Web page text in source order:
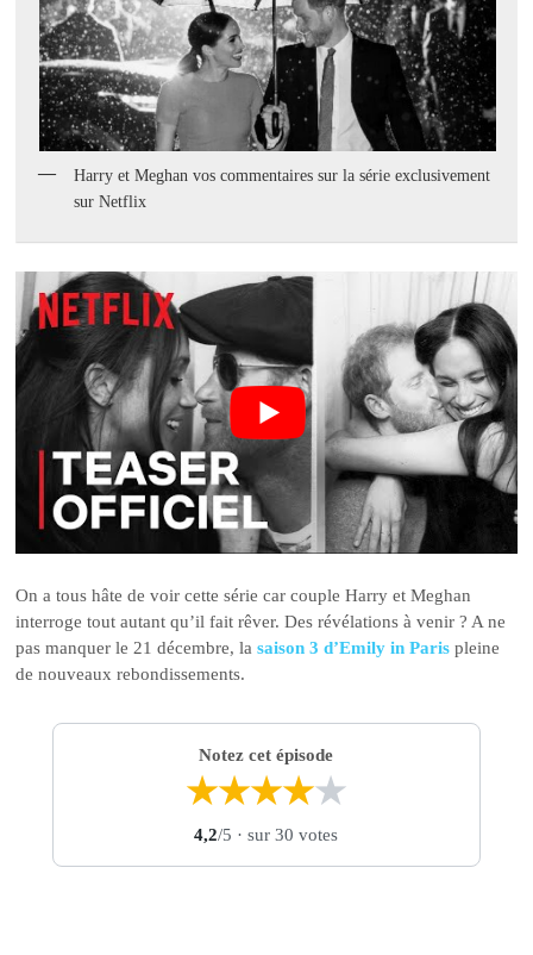
Harry et Meghan vos commentaires sur la série exclusivement
sur Netflix
On a tous hâte de voir cette série car couple Harry et Meghan
interroge tout autant qu’il fait rêver. Des révélations à venir ? A ne
pas manquer le 21 décembre, lasaison 3 d’Emily in Paris pleine
de nouveaux rebondissements.
Notez cet épisode
★★★★★
4,2/5 · sur 30 votes